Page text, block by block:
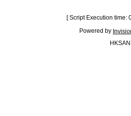
[ Script Execution
Powered by